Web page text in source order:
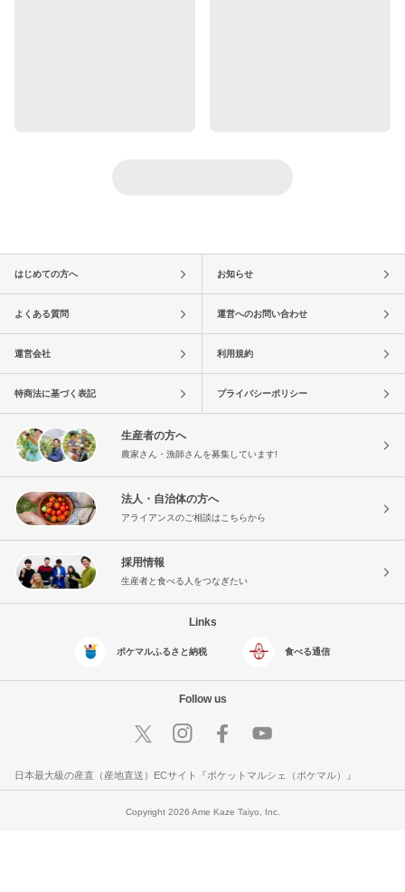
はじめての方へ お知らせ
よくある質問 運営へのお問い合わせ
運営会社 利用規約
特商法に基づく表記 プライバシーポリシー
生産者の方へ
農家さん・漁師さんを募集しています!
法人・自治体の方へ
アライアンスのご相談はこちらから
採用情報
生産者と食べる人をつなぎたい
Links
ポケマルふるさと納税 食べる通信
Follow us
日本最大級の産直（産地直送）ECサイト『ポケットマルシェ（ポケマル）』
Copyright 2026 Ame Kaze Taiyo, Inc.